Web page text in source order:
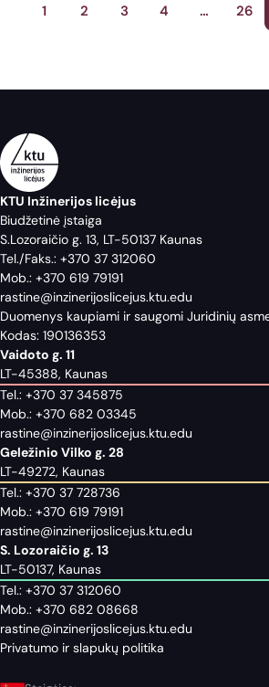
1 2 3 4 … 26
KTU Inžinerijos licėjus
Biudžetinė įstaiga
S.Lozoraičio g. 13, LT-50137 Kaunas
Tel./Faks.: +370 37 312060
Mob.: +370 619 79191
rastine@inzinerijoslicejus.ktu.edu
Duomenys kaupiami ir saugomi Juridinių
Kodas: 190136353
Vaidoto g. 11
LT-45388, Kaunas
Tel.: +370 37 345875
Mob.: +370 682 03345
rastine@inzinerijoslicejus.ktu.edu
Geležinio Vilko g. 28
LT-49272, Kaunas
Tel.: +370 37 728736
Mob.: +370 619 79191
rastine@inzinerijoslicejus.ktu.edu
S. Lozoraičio g. 13
LT-50137, Kaunas
Tel.: +370 37 312060
Mob.: +370 682 08668
rastine@inzinerijoslicejus.ktu.edu
Privatumo ir slapukų politika